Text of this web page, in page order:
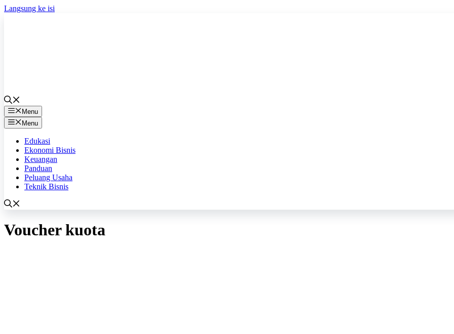
Langsung ke isi
Menu
Menu
Edukasi
Ekonomi Bisnis
Keuangan
Panduan
Peluang Usaha
Teknik Bisnis
Voucher kuota